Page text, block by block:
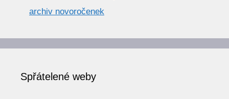
archiv novoročenek
Spřátelené weby